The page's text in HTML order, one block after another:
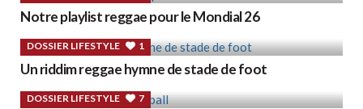
Notre playlist reggae pour le Mondial 26
DOSSIER LIFESTYLE 1
Un riddim reggae hymne de stade de foot
DOSSIER LIFESTYLE 7